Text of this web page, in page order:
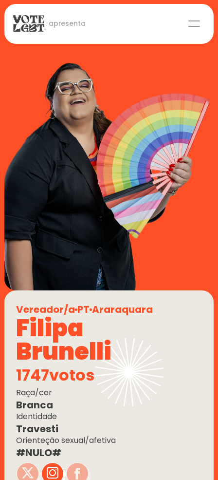
apresenta
Candidaturas
Lideranças eleitas
Sobre
Vereador/a PT Araraquara
Filipa
Brunelli
1747votos
Branca
Raça/cor
Travesti
Identidade
#NULO#
Orienteção sexual/afetiva